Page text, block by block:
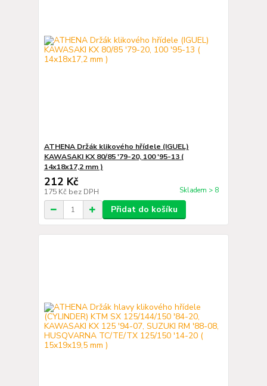
ATHENA Držák klikového hřídele (IGUEL)
KAWASAKI KX 80/85 '79-20, 100 '95-13 (
14x18x17,2 mm )
212 Kč
175 Kč bez DPH Skladem > 8
Přidat do košíku